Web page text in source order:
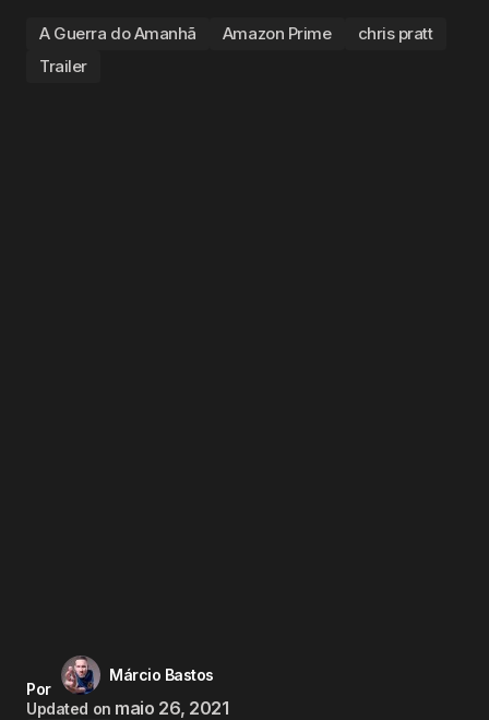
A Guerra do Amanhã Amazon Prime
chris pratt
Trailer
Por
Márcio Bastos
Updated on maio 26, 2021